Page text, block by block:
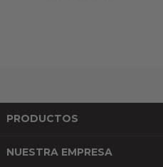
PRODUCTOS
NUESTRA EMPRESA